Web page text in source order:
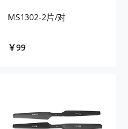
MS1302-2片/对
￥99